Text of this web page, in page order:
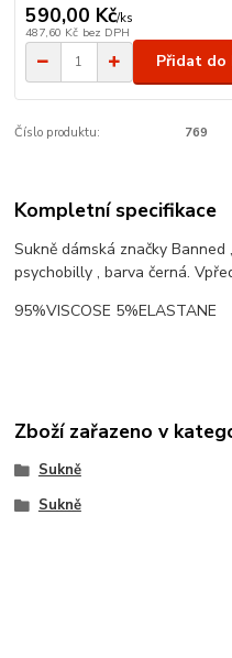
590,00 Kč/ks
487,60 Kč bez DPH
Přidat do
Číslo produktu: 769
Kompletní specifikace
Sukně dámská značky
psychobilly , barva černá.
95%VISCOSE 5%ELASTANE
Zboží zařazeno v
Sukně
Sukně